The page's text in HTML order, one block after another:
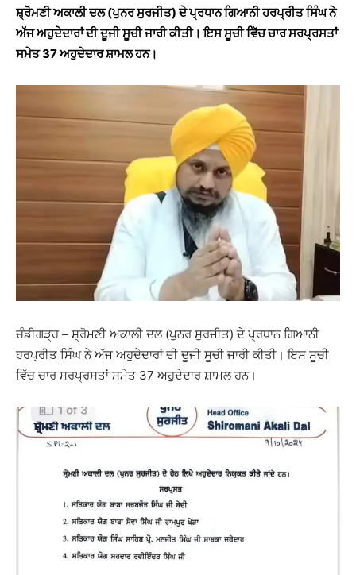
ਸ਼੍ਰੋਮਣੀ ਅਕਾਲੀ ਦਲ (ਪੁਨਰ ਸੁਰਜੀਤ) ਦੇ ਪ੍ਰਧਾਨ ਗਿਆਨੀ ਹਰਪ੍ਰੀਤ ਸਿੰਘ ਨੇ
ਅੱਜ ਅਹੁਦੇਦਾਰਾਂ ਦੀ ਦੂਜੀ ਸੂਚੀ ਜਾਰੀ ਕੀਤੀ। ਇਸ ਸੂਚੀ ਵਿੱਚ ਚਾਰ ਸਰਪ੍ਰਸਤਾਂ
ਸਮੇਤ 37 ਅਹੁਦੇਦਾਰ ਸ਼ਾਮਲ ਹਨ।
ਚੰਡੀਗੜ੍ਹ – ਸ਼੍ਰੋਮਣੀ ਅਕਾਲੀ ਦਲ (ਪੁਨਰ ਸੁਰਜੀਤ) ਦੇ ਪ੍ਰਧਾਨ ਗਿਆਨੀ
ਹਰਪ੍ਰੀਤ ਸਿੰਘ ਨੇ ਅੱਜ ਅਹੁਦੇਦਾਰਾਂ ਦੀ ਦੂਜੀ ਸੂਚੀ ਜਾਰੀ ਕੀਤੀ। ਇਸ ਸੂਚੀ
ਵਿੱਚ ਚਾਰ ਸਰਪ੍ਰਸਤਾਂ ਸਮੇਤ 37 ਅਹੁਦੇਦਾਰ ਸ਼ਾਮਲ ਹਨ।